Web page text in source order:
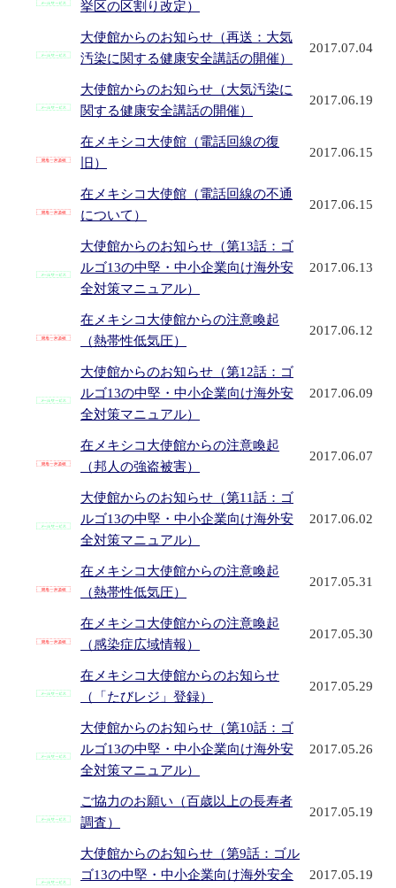
挙区の区割り改定）
大使館からのお知らせ（再送：大気
汚染に関する健康安全講話の開催）
2017.07.04
大使館からのお知らせ（大気汚染に
関する健康安全講話の開催）
2017.06.19
在メキシコ大使館（電話回線の復
旧）
2017.06.15
在メキシコ大使館（電話回線の不通
について）
2017.06.15
大使館からのお知らせ（第13話：ゴ
ルゴ13の中堅・中小企業向け海外安
全対策マニュアル）
2017.06.13
在メキシコ大使館からの注意喚起
（熱帯性低気圧）
2017.06.12
大使館からのお知らせ（第12話：ゴ
ルゴ13の中堅・中小企業向け海外安
全対策マニュアル）
2017.06.09
在メキシコ大使館からの注意喚起
（邦人の強盗被害）
2017.06.07
大使館からのお知らせ（第11話：ゴ
ルゴ13の中堅・中小企業向け海外安
全対策マニュアル）
2017.06.02
在メキシコ大使館からの注意喚起
（熱帯性低気圧）
2017.05.31
在メキシコ大使館からの注意喚起
（感染症広域情報）
2017.05.30
在メキシコ大使館からのお知らせ
（「たびレジ」登録）
2017.05.29
大使館からのお知らせ（第10話：ゴ
ルゴ13の中堅・中小企業向け海外安
全対策マニュアル）
2017.05.26
ご協力のお願い（百歳以上の長寿者
調査）
2017.05.19
大使館からのお知らせ（第9話：ゴル
ゴ13の中堅・中小企業向け海外安全
2017.05.19